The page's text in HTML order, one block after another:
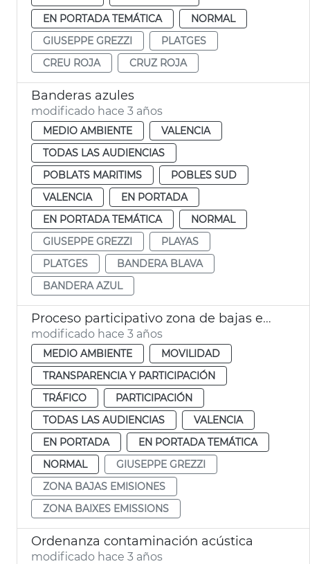
EN PORTADA TEMÁTICA
NORMAL
GIUSEPPE GREZZI
PLATGES
CREU ROJA
CRUZ ROJA
Banderas azules
modificado hace 3 años
MEDIO AMBIENTE
VALENCIA
TODAS LAS AUDIENCIAS
POBLATS MARITIMS
POBLES SUD
VALENCIA
EN PORTADA
EN PORTADA TEMÁTICA
NORMAL
GIUSEPPE GREZZI
PLAYAS
PLATGES
BANDERA BLAVA
BANDERA AZUL
Proceso participativo zona de bajas emisiones
modificado hace 3 años
MEDIO AMBIENTE
MOVILIDAD
TRANSPARENCIA Y PARTICIPACIÓN
TRÁFICO
PARTICIPACIÓN
TODAS LAS AUDIENCIAS
VALENCIA
EN PORTADA
EN PORTADA TEMÁTICA
NORMAL
GIUSEPPE GREZZI
ZONA BAJAS EMISIONES
ZONA BAIXES EMISSIONS
Ordenanza contaminación acústica
modificado hace 3 años